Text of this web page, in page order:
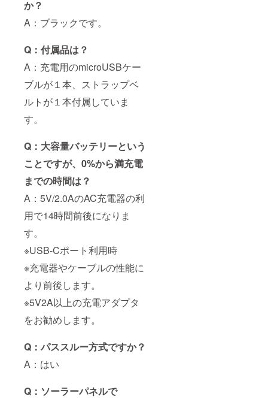
か？
A：ブラックです。
Q：付属品は？
A：充電用のmicroUSBケー
ブルが１本、ストラップベ
ルトが１本付属していま
す。
Q：大容量バッテリーという
ことですが、0%から満充電
までの時間は？
A：5V/2.0AのAC充電器の利
用で14時間前後になりま
す。
※USB-Cポート利用時
※充電器やケーブルの性能に
より前後します。
※5V2A以上の充電アダプタ
をお勧めします。
Q：パススルー方式ですか？
A：はい
Q：ソーラーパネルで